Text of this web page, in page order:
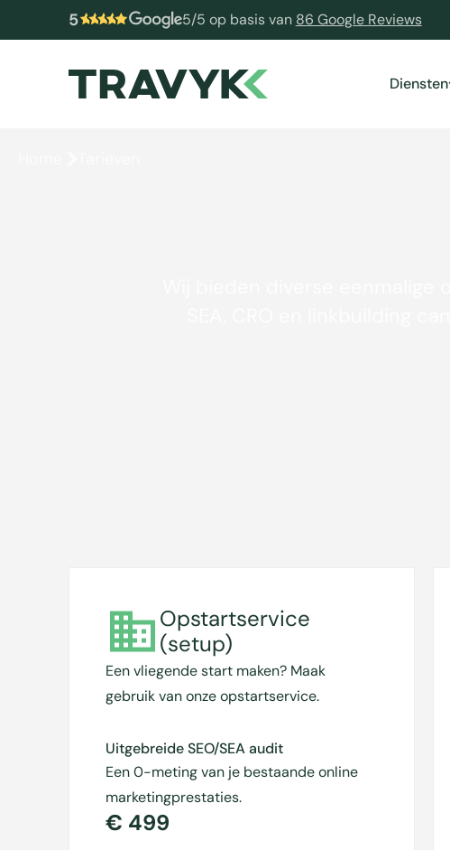
5 5/5 op basis van 86 Google Reviews
Diensten
Opstartservice
(setup)
Een vliegende start maken? Maak
gebruik van onze opstartservice.
Uitgebreide SEO/SEA audit
Een 0-meting van je bestaande online
marketingprestaties.
€ 499